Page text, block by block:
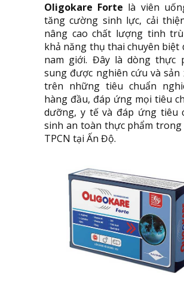
Oligokare Forte là viên
tăng cường sinh lực, cải
nâng cao chất lượng tinh
khả năng thụ thai chuyên biệt
nam giới. Đây là dòng thực
sung được nghiên cứu và sản
trên những tiêu chuẩn
hàng đầu, đáp ứng mọi tiêu
dưỡng, y tế và đáp ứng tiêu
sinh an toàn thực phẩm trong
TPCN tại Ấn Độ.